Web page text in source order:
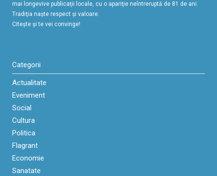
mai longevive publicaţii locale, cu o apariţie neîntreruptă de 81 de ani.
Tradiţia naşte respect şi valoare.
Citeşte şi te vei convinge!
Categorii
Actualitate
Eveniment
Social
Cultura
Politica
Flagrant
Economie
Sanatate